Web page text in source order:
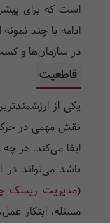
است که برای
ادامه با چند
در سازمان‌ها و
قاطعیت
یکی از
نقش مهمی در حرکت
ایفا می‌کند. هر
باشد می‌تواند
(مدیریت ریسک
مسئله، ابتکار